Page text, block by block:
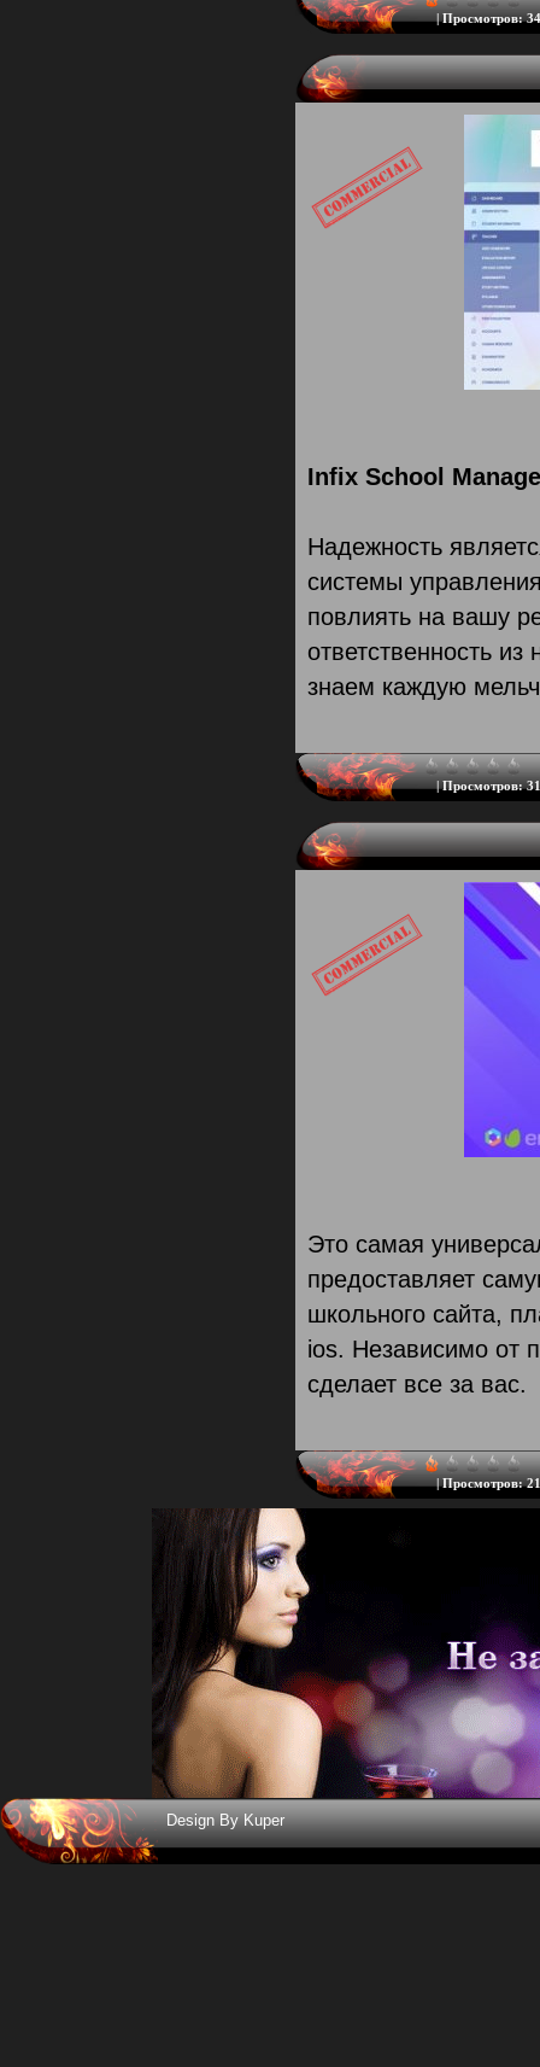
|Просмотров:
Infix School
Надежность
системы
повлиять на вашу
ответственность
знаем каждую
|Просмотров:
Это самая
предоставляет
школьного сайта,
ios. Независимо от
сделает все за вас.
|Просмотров:
Design By Kuper